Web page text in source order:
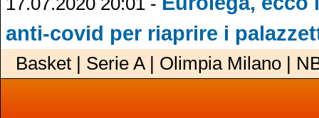
anti-covid per riaprire i
Basket | Serie A | Olimpia Milano |